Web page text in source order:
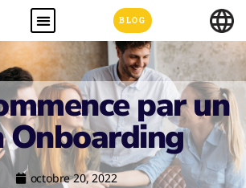
BLOG
par un
Onboarding
octobre 20, 2022